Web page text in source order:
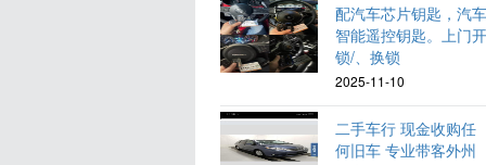
配汽车芯片钥匙，汽
智能遥控钥匙。上门
锁/、换锁
2025-11-10
二手车行 现金收购任
何旧车 专业带客外州